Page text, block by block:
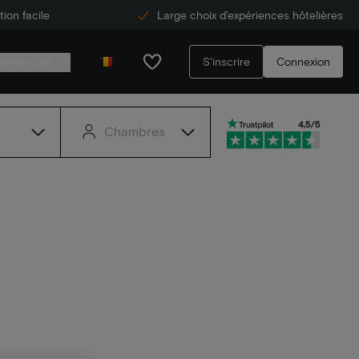
facile Large choix d'expériences hôtelières
S'inscrire Connexion
Chambres